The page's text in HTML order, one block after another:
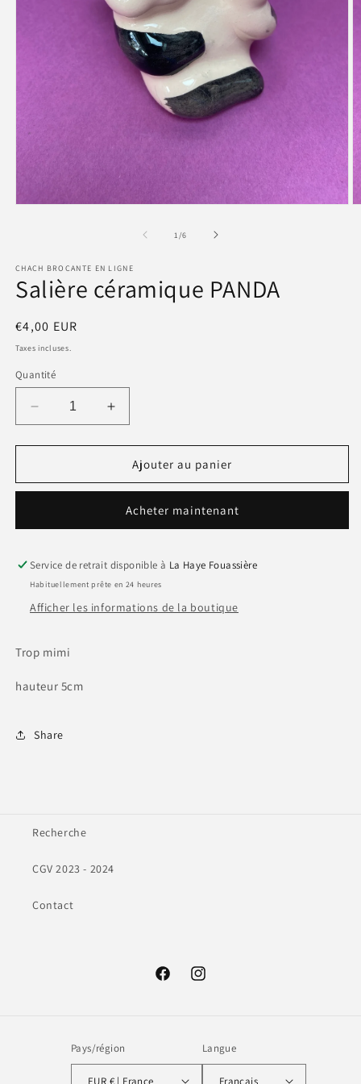
une
fenêtre
modale
1/de
6
CHACH BROCANTE EN LIGNE
Salière céramique PANDA
Prix
habituel
€4,00 EUR
Taxes incluses.
Quantité
Réduire
la
quantité
Salière
Augmenter
la
quantité
Salière
PANDA
Ajouter au panier
Acheter maintenant
Service de retrait disponible à La Haye Fouassière
Habituellement prête en 24 heures
Afficher les informations de la boutique
Trop mimi
hauteur 5cm
Share
Recherche
CGV 2023 - 2024
Contact
FacebookInstagram
Pays/région
EUR € | France
Langue
Français